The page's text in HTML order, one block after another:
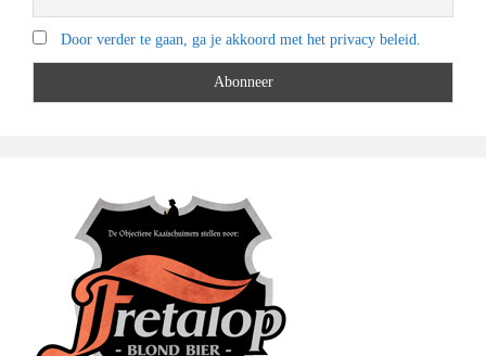
Door verder te gaan, ga je akkoord met het privacy beleid.